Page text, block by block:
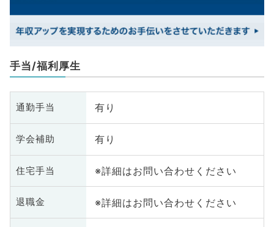
手当/福利厚生
通勤手当 有り
学会補助 有り
住宅手当 ※詳細はお問い合わせください
退職金 ※詳細はお問い合わせください